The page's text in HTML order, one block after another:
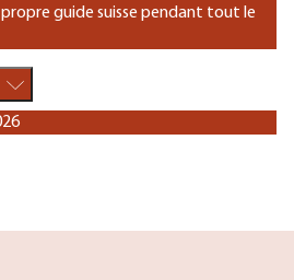
guide suisse pendant tout le